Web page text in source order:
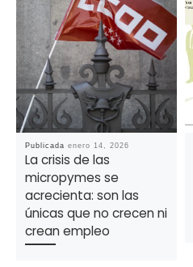
Publicada enero 14, 2026
La crisis de las
micropymes se
acrecienta: son las
únicas que no crecen ni
crean empleo